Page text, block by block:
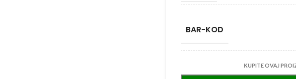
BAR-KOD
KUPITE OVAJ